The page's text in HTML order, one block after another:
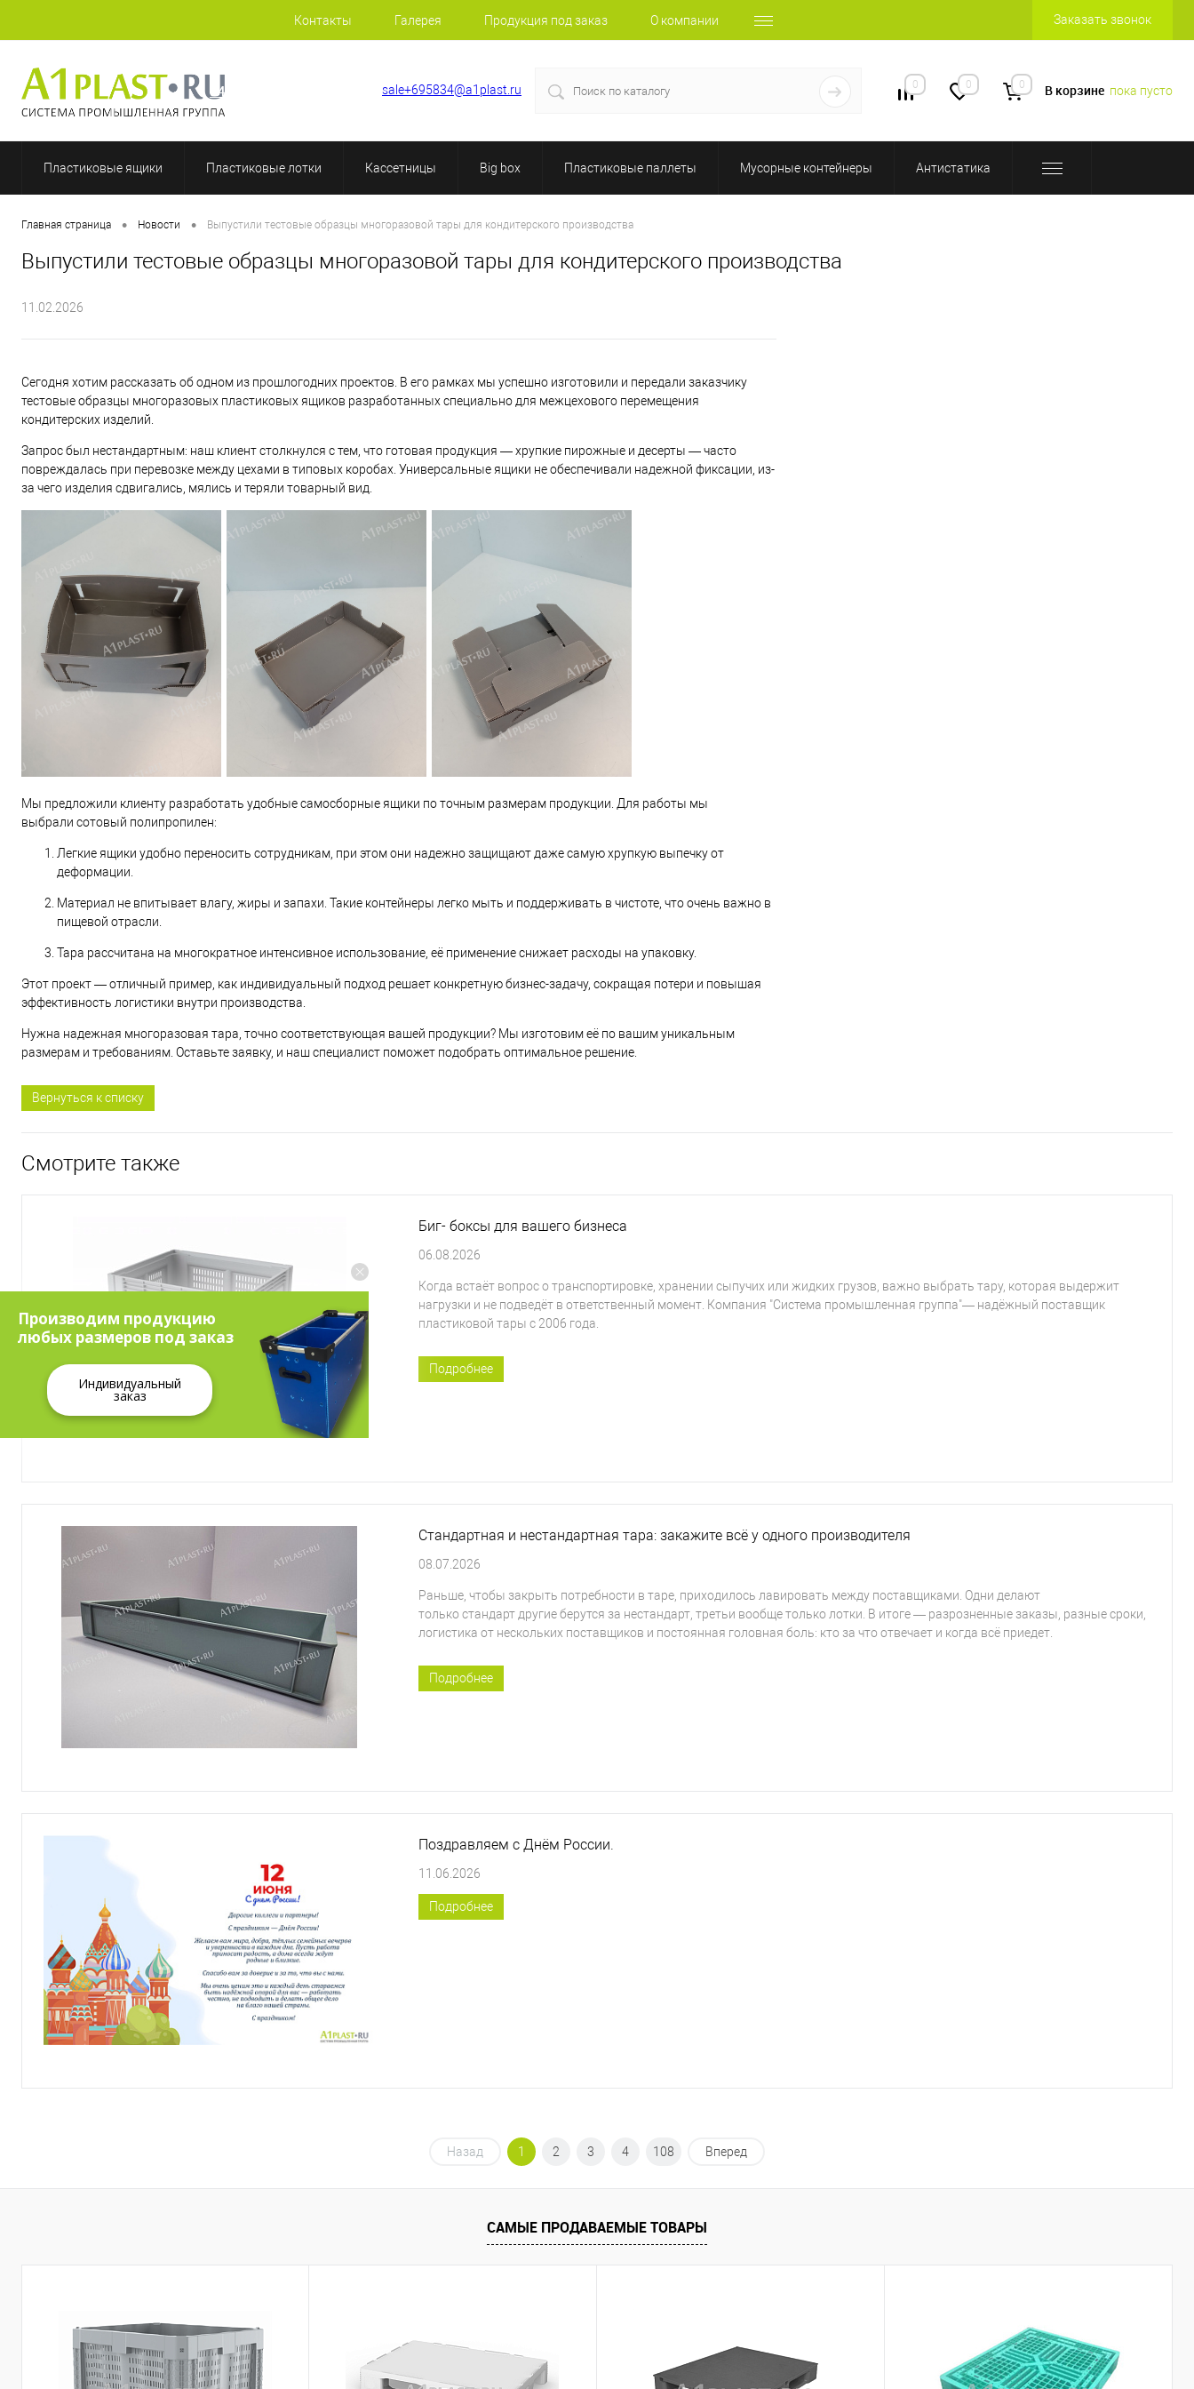
Контакты Галерея Продукция под заказ О компании Заказать звонок
+7 (812) 409-37-44 sale+695834@a1plast.ru 0 0 0 В корзине пока пусто
Пластиковые ящики Пластиковые лотки Кассетницы Big box Пластиковые паллеты Мусорные контейнеры Антистатика
Главная страница • Новости • Выпустили тестовые образцы многоразовой тары для кондитерского производства
Выпустили тестовые образцы многоразовой тары для кондитерского производства
11.02.2026
Сегодня хотим рассказать об одном из прошлогодних проектов. В его рамках мы успешно изготовили и передали заказчику
тестовые образцы многоразовых пластиковых ящиков разработанных специально для межцехового перемещения
кондитерских изделий.
Запрос был нестандартным: наш клиент столкнулся с тем, что готовая продукция — хрупкие пирожные и десерты — часто
повреждалась при перевозке между цехами в типовых коробах. Универсальные ящики не обеспечивали надежной фиксации, из-
за чего изделия сдвигались, мялись и теряли товарный вид.
Мы предложили клиенту разработать удобные самосборные ящики по точным размерам продукции. Для работы мы
выбрали сотовый полипропилен:
Легкие ящики удобно переносить сотрудникам, при этом они надежно защищают даже самую хрупкую выпечку от
деформации.
Материал не впитывает влагу, жиры и запахи. Такие контейнеры легко мыть и поддерживать в чистоте, что очень важно в
пищевой отрасли.
Тара рассчитана на многократное интенсивное использование, её применение снижает расходы на упаковку.
Этот проект — отличный пример, как индивидуальный подход решает конкретную бизнес-задачу, сокращая потери и повышая
эффективность логистики внутри производства.
Нужна надежная многоразовая тара, точно соответствующая вашей продукции? Мы изготовим её по вашим уникальным
размерам и требованиям. Оставьте заявку, и наш специалист поможет подобрать оптимальное решение.
Вернуться к списку
Смотрите также
Биг- боксы для вашего бизнеса
06.08.2026
Когда встаёт вопрос о транспортировке, хранении сыпучих или жидких грузов, важно выбрать тару, которая выдержит
нагрузки и не подведёт в ответственный момент. Компания "Система промышленная группа"— надёжный поставщик
пластиковой тары с 2006 года.
Подробнее
Стандартная и нестандартная тара: закажите всё у одного производителя
08.07.2026
Раньше, чтобы закрыть потребности в таре, приходилось лавировать между поставщиками. Одни делают
только стандарт другие берутся за нестандарт, третьи вообще только лотки. В итоге — разрозненные заказы, разные сроки,
логистика от нескольких поставщиков и постоянная головная боль: кто за что отвечает и когда всё приедет.
Подробнее
Поздравляем с Днём России.
11.06.2026
Подробнее
Назад 1 2 3 4 108 Вперед
САМЫЕ ПРОДАВАЕМЫЕ ТОВАРЫ
Производим продукцию
любых размеров под заказ
Индивидуальный
заказ